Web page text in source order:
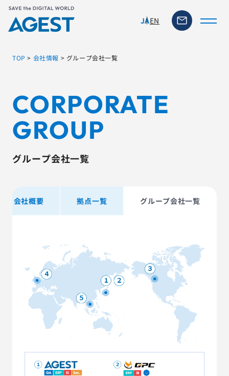
JAEN
ソリューション・サービス
ニュース
セミナー・イベント
事例紹介
品質コラム
TOP > 会社情報 > グループ会社一覧
CORPORATE
GROUP
グループ会社一覧
会社概要 拠点一覧 グループ会社一覧